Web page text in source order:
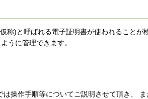
称)と呼ばれる電子証明書が使われることが
うに管理できます。
操作手順等についてご説明させて頂き、